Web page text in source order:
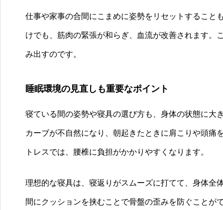
仕事や家事の合間にこまめに姿勢をリセットすること
けでも、筋肉の緊張が和らぎ、血流が改善されます。
み出すのです。
睡眠環境の見直しも重要なポイント
寝ている間の姿勢や寝具の選び方も、身体の状態に大
カーブが不自然になり、朝起きたときに肩こりや頭
トレスでは、腰椎に負担がかかりやすくなります。
理想的な寝具は、寝返りがスムーズに打てて、身体全
間にクッションを挟むことで骨盤の歪みを防ぐこと